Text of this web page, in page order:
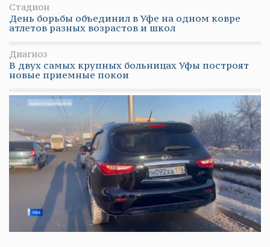
Стадион
День борьбы объединил в Уфе на одном ковре
атлетов разных возрастов и школ
Диагноз
В двух самых крупных больницах Уфы построят
новые приемные покои